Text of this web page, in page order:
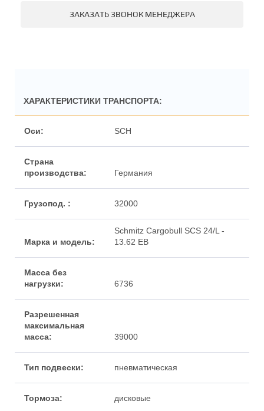
ЗАКАЗАТЬ ЗВОНОК МЕНЕДЖЕРА
ХАРАКТЕРИСТИКИ ТРАНСПОРТА:
SCН
Германия
32000
Schmitz Cargobull SCS 24/L -
13.62 EB
6736
39000
пневматическая
дисковые